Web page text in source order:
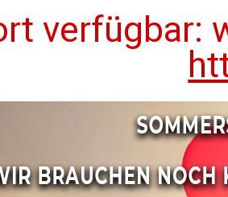
verfügbar: